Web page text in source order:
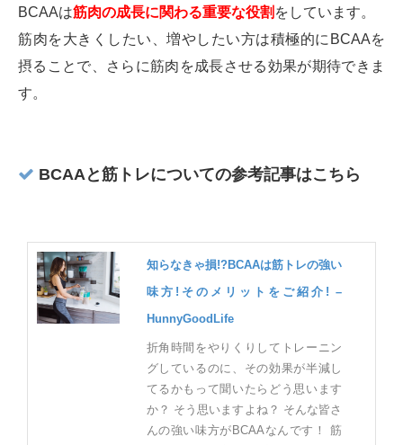
BCAAは筋肉の成長に関わる重要な役割 をしています。
筋肉を大きくしたい、増やしたい方は積極的にBCAAを
摂ることで、さらに筋肉を成長させる効果が期待できま
す。
BCAAと筋トレについての参考記事はこちら
知らなきゃ損!?BCAAは筋トレの強い
味方!そのメリットをご紹介! –
HunnyGoodLife
折角時間をやりくりしてトレーニン
グしているのに、その効果が半減し
てるかもって聞いたらどう思います
か？ そう思いますよね？ そんな皆さ
んの強い味方がBCAAなんです！ 筋